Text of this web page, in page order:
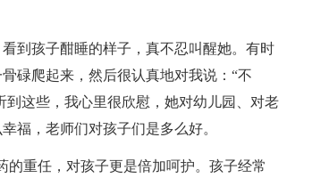
到孩子酣睡的样子，真不忍叫醒她。有时
碌爬起来，然后很认真地对我说：“不
到这些，我心里很欣慰，她对幼儿园、对老
福，老师们对孩子们是多么好。
重任，对孩子更是倍加呵护。孩子经常